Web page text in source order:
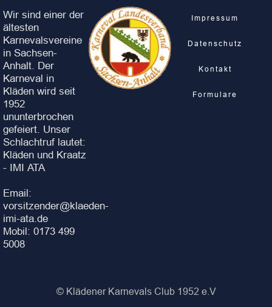
Wir sind einer der
ältesten
Karnevalsvereine
in Sachsen-
Anhalt. Der
Karneval in
Kläden wird seit
1952
ununterbrochen
gefeiert. Unser
Schlachtruf lautet:
Kläden und Kraatz
- IMI ATA
Email:
vorsitzender@klaeden-
imi-ata.de
Mobil: 0173 499
5008
Impressum
Datenschutz
Kontakt
Formulare
© Klädener Karnevals Club 1952 e.V